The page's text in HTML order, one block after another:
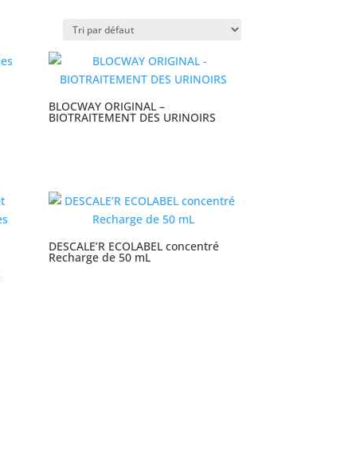
BLOCWAY ORIGINAL –
BIOTRAITEMENT DES URINOIRS
DESCALE’R ECOLABEL concentré
Recharge de 50 mL